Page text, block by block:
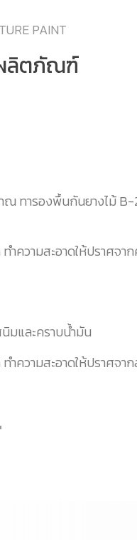
PAINT
ลิตภัณฑ์
ณ ทารองพื้นกันยางไม้
ความสะอาดให้ปราศจา
มและคราบน้ำมัน
ความสะอาดให้ปราศจา